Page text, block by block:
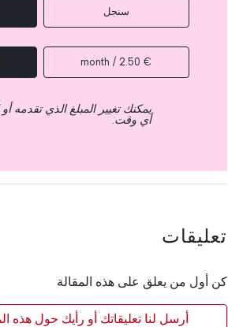
سنجل
€ 2.50 / month
يمكنك تغيير المبلغ الذي تقدمه
أي وقت.
تعليقات
كن أول من يعلق على هذه المقالة
أرسل لنا تعليقاتك أو رأيك حول هذه